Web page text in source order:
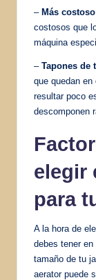
– Más
costosos que
máquina
– Tapones de
que quedan
resultar poco
descomponen
elegir
para
A la hora de
debes tener
tamaño de tu
aerator puede